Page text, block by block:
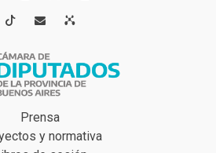
 
Prensa
y normativa